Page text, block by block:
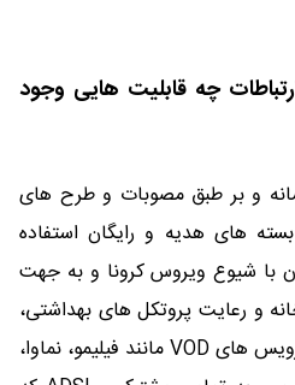
چه قابلیت هایی وجود
و بر طبق مصوبات و طرح های
بسته های هدیه و رایگان استفاده
با شیوع ویروس کرونا و به جهت
و رعایت پروتکل های بهداشتی،
وزارت ارتباطات با همکاری سرویس های VOD مانند فیلیمو، نماوا،